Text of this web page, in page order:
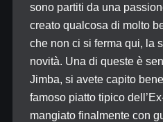
sono partiti da una
creato qualcosa di molto
che non ci si ferma qui, la
novità. Una di queste è
Jimba, si avete capito
famoso piatto tipico
mangiato finalmente con